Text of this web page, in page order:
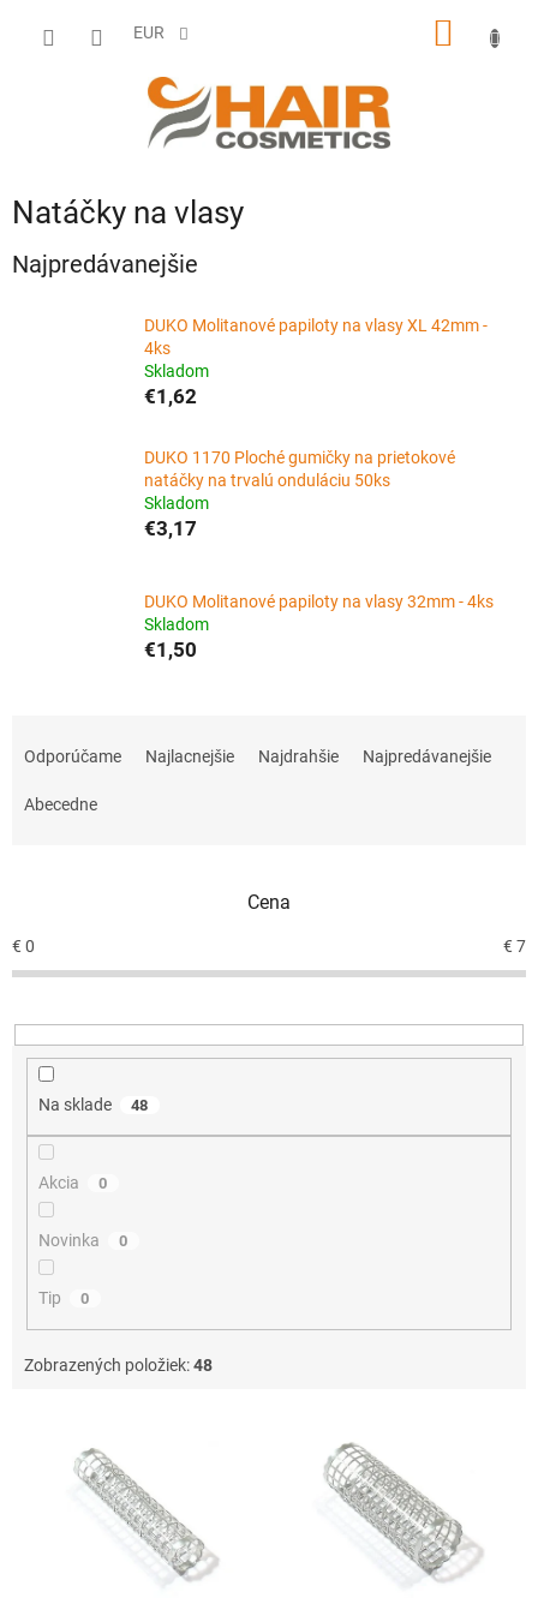
EUR
Natáčky na vlasy
Najpredávanejšie
DUKO Molitanové papiloty na vlasy XL 42mm -
4ks
Skladom
€1,62
DUKO 1170 Ploché gumičky na prietokové
natáčky na trvalú onduláciu 50ks
Skladom
€3,17
DUKO Molitanové papiloty na vlasy 32mm - 4ks
Skladom
€1,50
r
o
u
k
Odporúčame Najlacnejšie Najdrahšie Najpredávanejšie
Abecedne
Cena
€ 0 € 7
Na sklade 48
Akcia 0
Novinka 0
Tip 0
Zobrazených položiek:48